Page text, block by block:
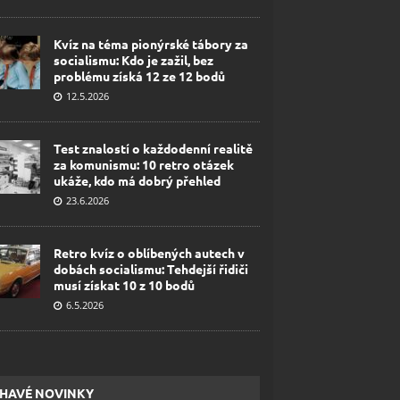
Kvíz na téma pionýrské tábory za
socialismu: Kdo je zažil, bez
problému získá 12 ze 12 bodů
12.5.2026
Test znalostí o každodenní realitě
za komunismu: 10 retro otázek
ukáže, kdo má dobrý přehled
23.6.2026
Retro kvíz o oblíbených autech v
dobách socialismu: Tehdejší řidiči
musí získat 10 z 10 bodů
6.5.2026
NOVINKY